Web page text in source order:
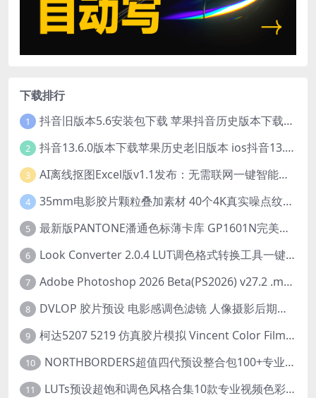
下载排行
1 抖音旧版本5.6安装包下载 苹果抖音历史版本下载安装 ios抖音老旧版本大全 抖音5.6.0历史官方版安装下载
2 抖音13.6.0版本下载苹果历史老旧版本 ios抖音13.6旧版本安装包
3 AI离线抠图Excel版v1.1发布：无需联网一键智能去除背景
4 35mm电影胶片颗粒叠加素材 40个4K真实噪点纹理 20动态+20静态视频剪辑特效包
5 最新版PANTONE潘通色标薄卡库 GP1601N完美兼容Adobe Illustrator免费下载
6 Look Converter 2.0.4 LUT调色格式转换工具一键转换LR预设【附教程】
7 Adobe Photoshop 2026 Beta(PS2026) v27.2 .m3292 AI 中文绿色免安装版
8 DVLOP 胶片预设 电影感调色滤镜 人像摄影后期处理 婚礼跟拍风格 柯达胶片模拟效果+配置文件 PS/LR JOSE VILLA – For the Love of Film – Kodak Presets
9 柯达5207 5219 仿真胶片模拟 Vincent Color Film PowerGrade 下载 LUT预设怀旧外观色彩分级达芬奇调色节
10 NORTHBORDERS超值四代预设整合包100+专业Lightroom预设含教程与RAW样片 MEGA PACK
11 LUTs预设超饱和调色风格合集10款专业视频色彩视频剪辑预设Motion Array – Super Saturated LUTs Pack